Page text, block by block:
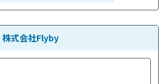
株式会社Flyby